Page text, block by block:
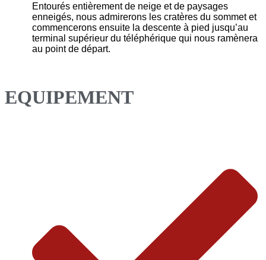
Entourés entièrement de neige et de paysages
enneigés, nous admirerons les cratères du sommet et
commencerons ensuite la descente à pied jusqu’au
terminal supérieur du téléphérique qui nous ramènera
au point de départ.
EQUIPEMENT